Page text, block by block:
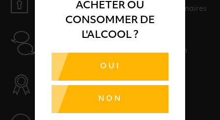
ACHETER OU
CONSOMMER DE
L'ALCOOL ?
OUI
NON
Payer en toute sérénité avec nos partenaires
Nos conseillers sont à votre disposition
SÉLECTION & QUALITÉ
Des produits sélectionnés avec soins